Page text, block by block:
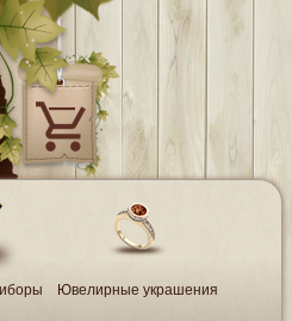
—
Ювелирные украшения